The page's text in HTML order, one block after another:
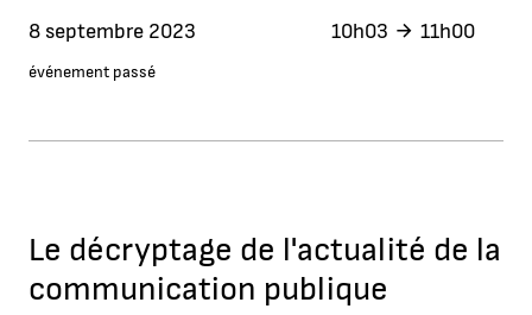
8 septembre 2023 10h03 11h00
événement passé
Le décryptage de l'actualité de la
communication publique